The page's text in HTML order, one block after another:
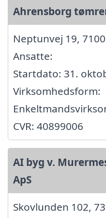
Ahrensborg
Neptunvej 19,
Ansatte:
Startdato: 31.
Virksomhedsform:
CVR: 40899006
AI byg v.
ApS
Skovlunden 102,